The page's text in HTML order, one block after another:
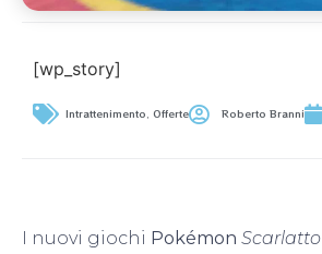
[wp_story]
Intrattenimento, Offerte Roberto Branni
I nuovi giochi Pokémon Scarlatto